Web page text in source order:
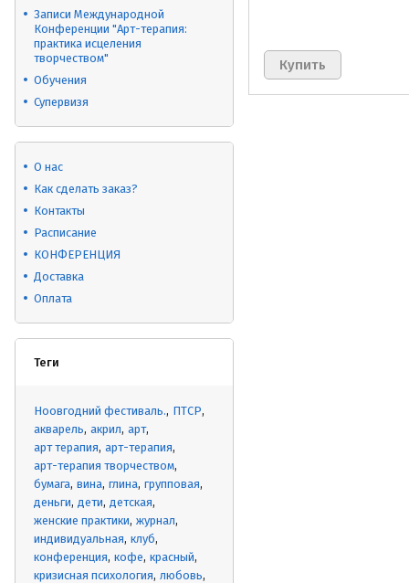
Записи Международной
Конференции "Арт-терапия:
практика исцеления
творчеством"
Обучения
Супервизя
О нас
Как сделать заказ?
Контакты
Расписание
КОНФЕРЕНЦИЯ
Доставка
Оплата
Теги
Ноовгодний фестиваль. ПТСР
акварель акрил арт
арт терапия арт-терапия
арт-терапия творчеством
бумага вина глина групповая
деньги дети детская
женские практики журнал
индивидуальная клуб
конференция кофе красный
кризисная психология любовь